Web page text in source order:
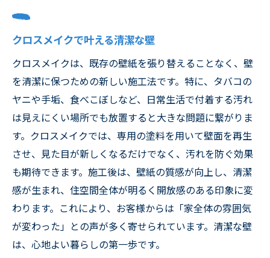
クロスメイクで叶える清潔な壁
クロスメイクは、既存の壁紙を張り替えることなく、壁
を清潔に保つための新しい施工法です。特に、タバコの
ヤニや手垢、食べこぼしなど、日常生活で付着する汚れ
は見えにくい場所でも放置すると大きな問題に繋がりま
す。クロスメイクでは、専用の塗料を用いて壁面を再生
させ、見た目が新しくなるだけでなく、汚れを防ぐ効果
も期待できます。施工後は、壁紙の質感が向上し、清潔
感が生まれ、住空間全体が明るく開放感のある印象に変
わります。これにより、お客様からは「家全体の雰囲気
が変わった」との声が多く寄せられています。清潔な壁
は、心地よい暮らしの第一歩です。